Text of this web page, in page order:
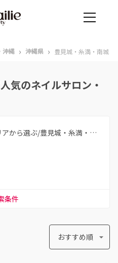
沖縄 › 沖縄県 › 豊見城・糸満・南城
気のネイルサロン・
九州・沖縄/沖縄県/エリアから選ぶ/豊見城・糸満・南城
条件
おすすめ順